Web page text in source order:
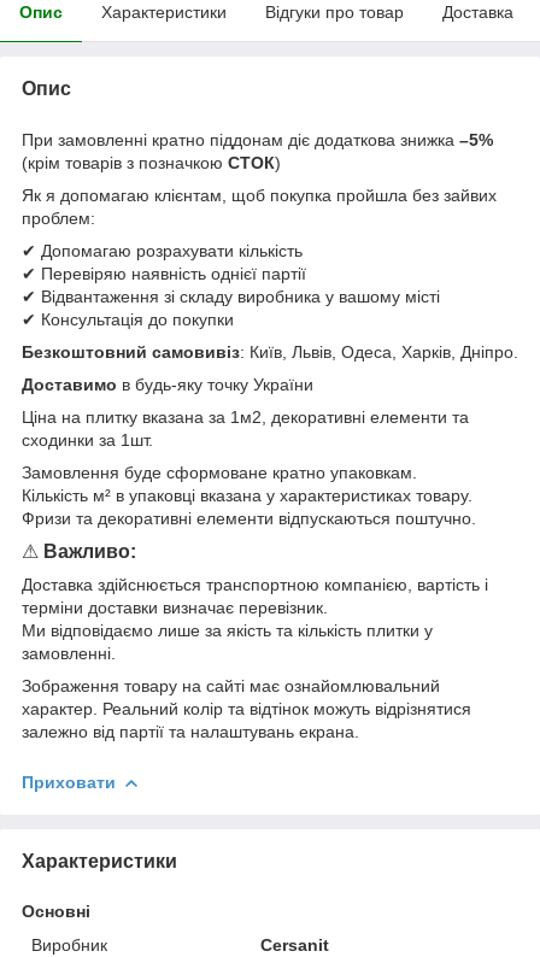
Опис Характеристики Відгуки про товар Доставка
Опис
При замовленні кратно піддонам діє додаткова знижка –5%
(крім товарів з позначкою СТОК)
Як я допомагаю клієнтам, щоб покупка пройшла без зайвих
проблем:
✔ Допомагаю розрахувати кількість
✔ Перевіряю наявність однієї партії
✔ Відвантаження зі складу виробника у вашому місті
✔ Консультація до покупки
Безкоштовний самовивіз: Київ, Львів, Одеса, Харків, Дніпро.
Доставимо в будь-яку точку України
Ціна на плитку вказана за 1м2, декоративні елементи та
сходинки за 1шт.
Замовлення буде сформоване кратно упаковкам.
Кількість м² в упаковці вказана у характеристиках товару.
Фризи та декоративні елементи відпускаються поштучно.
⚠ Важливо:
Доставка здійснюється транспортною компанією, вартість і
терміни доставки визначає перевізник.
Ми відповідаємо лише за якість та кількість плитки у
замовленні.
Зображення товару на сайті має ознайомлювальний
характер. Реальний колір та відтінок можуть відрізнятися
залежно від партії та налаштувань екрана.
Приховати
Характеристики
Основні
Виробник
Cersanit